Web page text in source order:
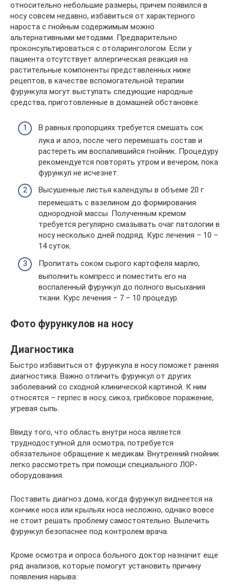
относительно небольшие размеры, причем появился в
носу совсем недавно, избавиться от характерного
нароста с гнойным содержимым можно
альтернативными методами. Предварительно
проконсультироваться с отоларингологом. Если у
пациента отсутствует аллергическая реакция на
растительные компоненты представленных ниже
рецептов, в качестве вспомогательной терапии
фурункула могут выступать следующие народные
средства, приготовленные в домашней обстановке:
В равных пропорциях требуется смешать сок
лука и алоэ, после чего перемешать состав и
растереть им воспалившийся гнойник. Процедуру
рекомендуется повторять утром и вечером, пока
фурункул не исчезнет.
Высушенные листья календулы в объеме 20 г
перемешать с вазелином до формирования
однородной массы. Полученным кремом
требуется регулярно смазывать очаг патологии в
носу несколько дней подряд. Курс лечения – 10 –
14 суток.
Пропитать соком сырого картофеля марлю,
выполнить компресс и поместить его на
воспаленный фурункул до полного высыхания
ткани. Курс лечения – 7 – 10 процедур.
Фото фурункулов на носу
Диагностика
Быстро избавиться от фурункула в носу поможет ранняя
диагностика. Важно отличить фурункул от других
заболеваний со сходной клинической картиной. К ним
относятся – герпес в носу, сикоз, грибковое поражение,
угревая сыпь.
Ввиду того, что область внутри носа является
труднодоступной для осмотра, потребуется
обязательное обращение к медикам. Внутренний гнойник
легко рассмотреть при помощи специального ЛОР-
оборудования.
Поставить диагноз дома, когда фурункул виднеется на
кончике носа или крыльях носа несложно, однако вовсе
не стоит решать проблему самостоятельно. Вылечить
фурункул безопаснее под контролем врача.
Кроме осмотра и опроса больного доктор назначит еще
ряд анализов, которые помогут установить причину
появления нарыва: